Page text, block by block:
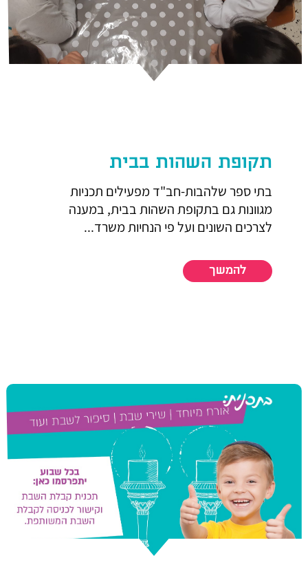
תקופת השהות בבית
בתי ספר שלהבות-חב"ד מפעילים תכניות
מגוונות גם בתקופת השהות בבית, במענה
לצרכים השונים ועל פי הנחיות משרד...
להמשך